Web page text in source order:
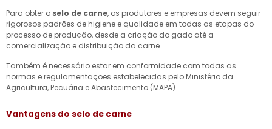
Para obter o selo de carne, os produtores e empresas devem seguir
rigorosos padrões de higiene e qualidade em todas as etapas do
processo de produção, desde a criação do gado até a
comercialização e distribuição da carne.
Também é necessário estar em conformidade com todas as
normas e regulamentações estabelecidas pelo Ministério da
Agricultura, Pecuária e Abastecimento (MAPA).
Vantagens do selo de carne